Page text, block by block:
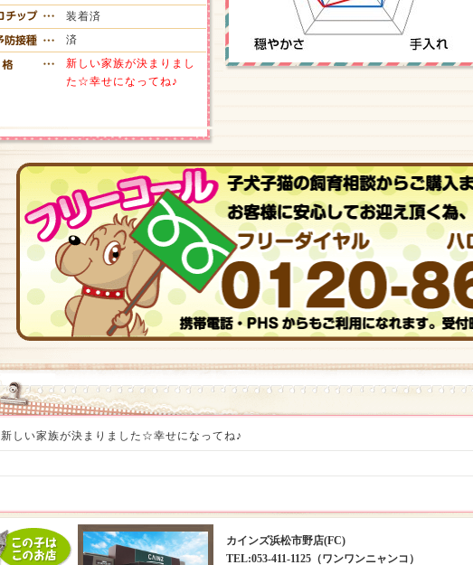
装着済
済
新しい家族が決まりまし
た☆幸せになってね♪
新しい家族が決まりました☆幸せになってね♪
カインズ浜松市野店(FC)
TEL:053-411-1125（ワンワンニャンコ）